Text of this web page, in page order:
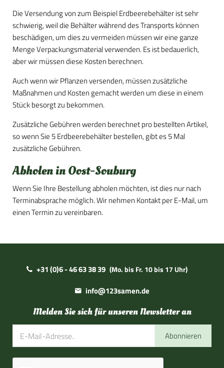
Die Versendung von zum Beispiel Erdbeerebehälter ist sehr
schwierig, weil die Behälter während des Transports können
beschädigen, um dies zu vermeiden müssen wir eine ganze
Menge Verpackungsmaterial verwenden. Es ist bedauerlich,
aber wir müssen diese Kosten berechnen.
Auch wenn wir Pflanzen versenden, müssen zusätzliche
Maßnahmen und Kosten gemacht werden um diese in einem
Stück besorgt zu bekommen.
Zusätzliche Gebühren werden berechnet pro bestellten Artikel,
so wenn Sie 5 Erdbeerebehälter bestellen, gibt es 5 Mal
zusätzliche Gebühren.
Abholen in Oost-Souburg
Wenn Sie Ihre Bestellung abholen möchten, ist dies nur nach
Terminabsprache möglich. Wir nehmen Kontakt per E-Mail, um
einen Termin zu vereinbaren.
+31 (0)6 - 46 63 38 39 (Mo. bis Fr. 10 bis 17 Uhr)
info@123samen.de
Melden Sie sich für unseren Newsletter an
Abonnieren